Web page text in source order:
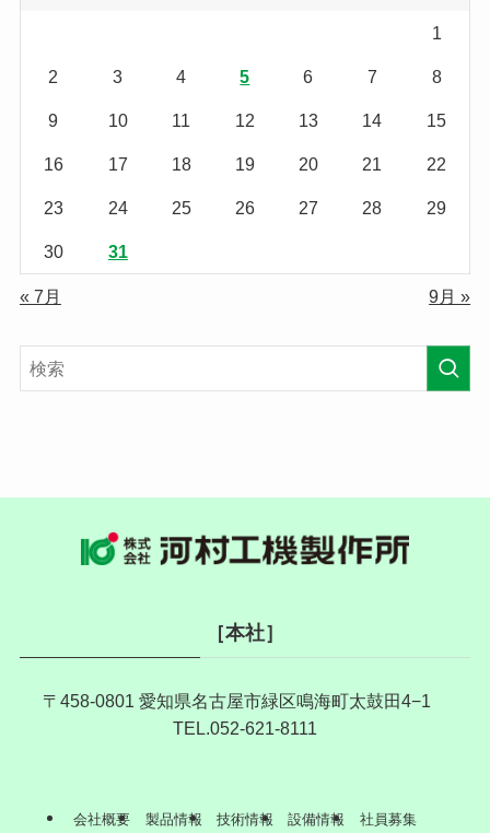
1
2 3 4 5 6 7 8
9 10 11 12 13 14 15
16 17 18 19 20 21 22
23 24 25 26 27 28 29
30 31
« 7月 9月 »
［本社］
〒458-0801 愛知県名古屋市緑区鳴海町太鼓田4−1
TEL.052-621-8111
会社概要 製品情報 技術情報 設備情報 社員募集